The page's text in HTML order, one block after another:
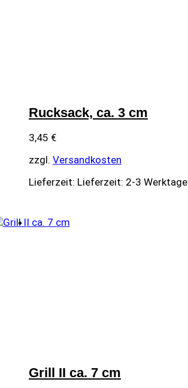
Rucksack, ca. 3 cm
3,45 €
zzgl. Versandkosten
Lieferzeit: Lieferzeit: 2-3 Werktage
Grill II ca. 7 cm